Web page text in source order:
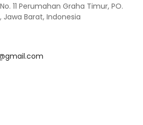
11 Perumahan Graha Timur, PO.
Jawa Barat, Indonesia